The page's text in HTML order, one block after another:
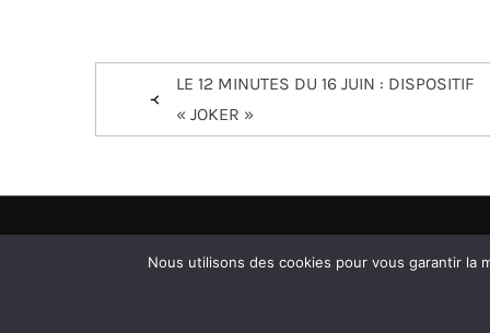
Navigation
de
LE 12 MINUTES DU 16 JUIN : DISPOSITIF
« JOKER »
Site
Nous utilisons des cookies pour vous garantir